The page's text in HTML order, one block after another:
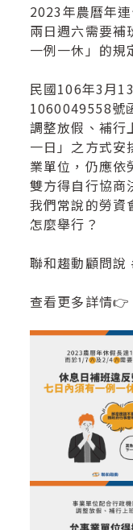
2023年農曆年
兩日週六需要補
一例一休」的規
民國106年3月
1060049558號
調整放假、補行
一日」之方式安
業單位，仍應依
雙方得自行協商
我們常說的勞資
怎麼舉行？
聯和趨動顧問說
查看更多詳情👉